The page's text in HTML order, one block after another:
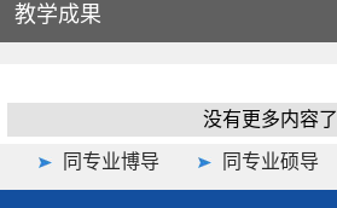
教学成果
没有更多内容了
同专业博导 同专业硕导